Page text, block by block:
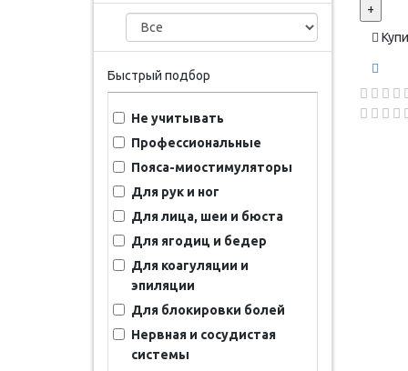
Быстрый подбор
Не учитывать
Профессиональные
Пояса-миостимуляторы
Для рук и ног
Для лица, шеи и бюста
Для ягодиц и бедер
Для коагуляции и
эпиляции
Для блокировки болей
Нервная и сосудистая
системы
+